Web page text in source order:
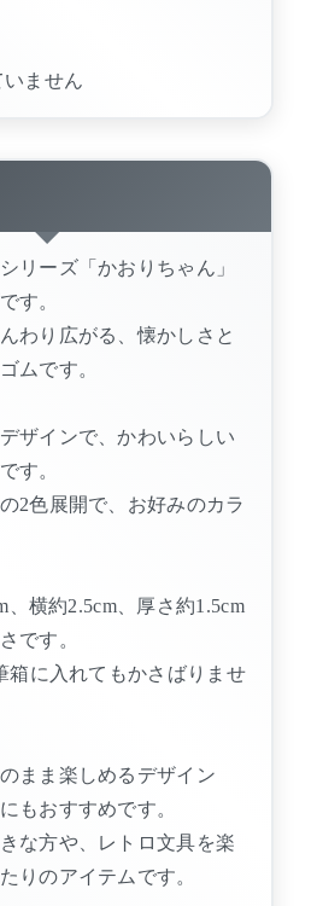
ません
リーズ「かおりちゃん」
す。
わり広がる、懐かしさと
ムです。
ザインで、かわいらしい
す。
2色展開で、お好みのカラ
、横約2.5cm、厚さ約1.5cm
です。
箱に入れてもかさばりませ
まま楽しめるデザイン
もおすすめです。
な方や、レトロ文具を楽
りのアイテムです。